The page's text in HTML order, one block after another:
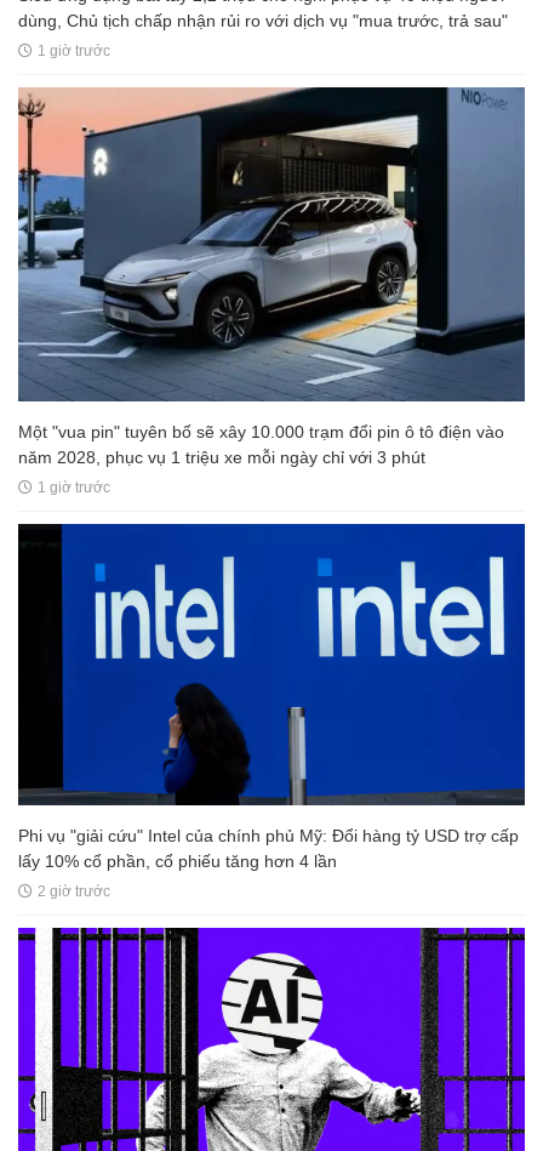
dùng, Chủ tịch chấp nhận rủi ro với dịch vụ "mua trước, trả sau"
1 giờ trước
Một "vua pin" tuyên bố sẽ xây 10.000 trạm đổi pin ô tô điện vào
năm 2028, phục vụ 1 triệu xe mỗi ngày chỉ với 3 phút
1 giờ trước
Phi vụ "giải cứu" Intel của chính phủ Mỹ: Đổi hàng tỷ USD trợ cấp
lấy 10% cổ phần, cổ phiếu tăng hơn 4 lần
2 giờ trước